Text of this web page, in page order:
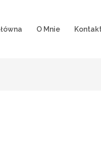
O Mnie